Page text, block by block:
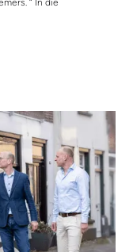
“ In die